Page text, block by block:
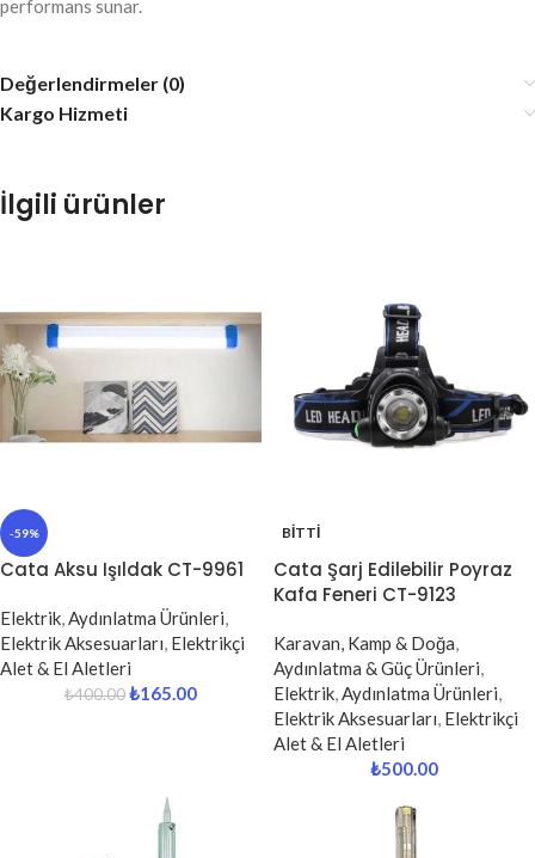
performans sunar.
Değerlendirmeler (0)
Kargo Hizmeti
İlgili ürünler
-59%
Cata Aksu Işıldak CT-9961
Elektrik,Aydınlatma Ürünleri,
Elektrik Aksesuarları, Elektrikçi
Alet & El Aletleri
₺400.00₺165.00
BITTI
Cata Şarj Edilebilir Poyraz
Kafa Feneri CT-9123
Karavan, Kamp & Doğa,
Aydınlatma & Güç Ürünleri,
Elektrik,Aydınlatma Ürünleri,
Elektrik Aksesuarları, Elektrikçi
Alet & El Aletleri
₺500.00